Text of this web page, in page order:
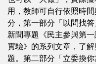
用，教師可自行依照時
分，第一部分「以問找
新聞專題《民主參與第
實驗》的系列文章，了
題。第二部分「立委換